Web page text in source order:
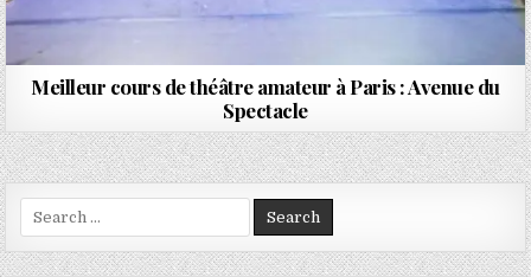
Meilleur cours de théâtre amateur à Paris : Avenue du
Spectacle
Search for: